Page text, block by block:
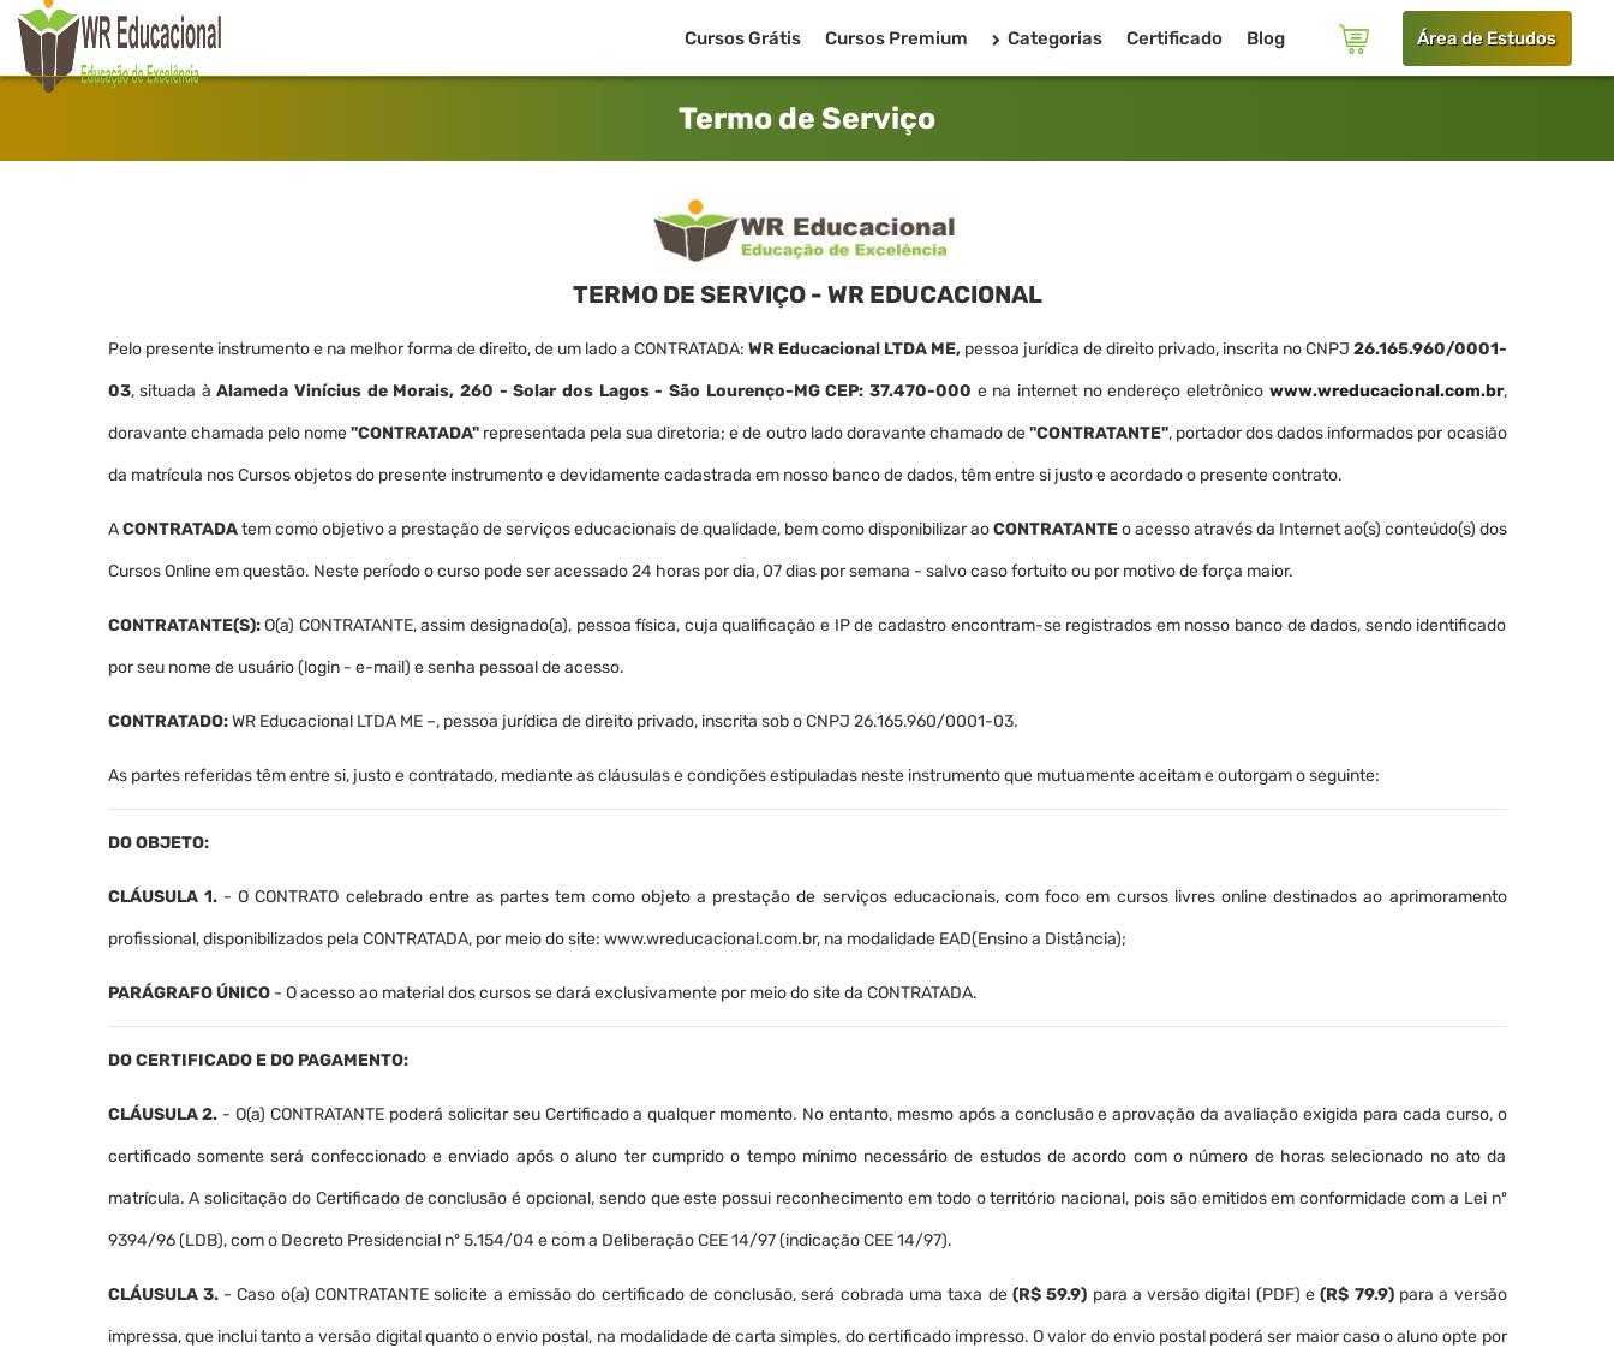
Cursos Grátis Cursos Premium Categorias Certificado Blog Área de Estudos
Termo de Serviço
TERMO DE SERVIÇO - WR EDUCACIONAL
Pelo presente instrumento e na melhor forma de direito, de um lado a CONTRATADA: WR Educacional LTDA ME,pessoa jurídica de direito privado, inscrita no CNPJ 26.165.960/0001-
03, situada àAlameda Vinícius de Morais, 260 - Solar dos Lagos - São Lourenço-MG CEP: 37.470-000 e na internet no endereço eletrônico www.wreducacional.com.br,
doravante chamada pelo nome"CONTRATADA"representada pela sua diretoria; e de outro lado doravante chamado de"CONTRATANTE", portador dos dados informados por ocasião
da matrícula nos Cursos objetos do presente instrumento e devidamente cadastrada em nosso banco de dados, têm entre si justo e acordado o presente contrato.
ACONTRATADAtem como objetivo a prestação de serviços educacionais de qualidade, bem como disponibilizar aoCONTRATANTEo acesso através da Internet ao(s) conteúdo(s) dos
Cursos Online em questão. Neste período o curso pode ser acessado 24 horas por dia, 07 dias por semana - salvo caso fortuito ou por motivo de força maior.
CONTRATANTE(S):O(a) CONTRATANTE, assim designado(a), pessoa física, cuja qualificação e IP de cadastro encontram-se registrados em nosso banco de dados, sendo identificado
por seu nome de usuário (login - e-mail) e senha pessoal de acesso.
CONTRATADO:WR Educacional LTDA ME –, pessoa jurídica de direito privado, inscrita sob o CNPJ 26.165.960/0001-03.
As partes referidas têm entre si, justo e contratado, mediante as cláusulas e condições estipuladas neste instrumento que mutuamente aceitam e outorgam o seguinte:
DO OBJETO:
CLÁUSULA 1.- O CONTRATO celebrado entre as partes tem como objeto a prestação de serviços educacionais, com foco em cursos livres online destinados ao aprimoramento
profissional, disponibilizados pela CONTRATADA, por meio do site: www.wreducacional.com.br, na modalidade EAD(Ensino a Distância);
PARÁGRAFO ÚNICO- O acesso ao material dos cursos se dará exclusivamente por meio do site da CONTRATADA.
DO CERTIFICADO E DO PAGAMENTO:
CLÁUSULA 2. - O(a) CONTRATANTE poderá solicitar seu Certificado a qualquer momento. No entanto, mesmo após a conclusão e aprovação da avaliação exigida para cada curso, o
certificado somente será confeccionado e enviado após o aluno ter cumprido o tempo mínimo necessário de estudos de acordo com o número de horas selecionado no ato da
matrícula. A solicitação do Certificado de conclusão é opcional, sendo que este possui reconhecimento em todo o território nacional, pois são emitidos em conformidade com a Lei nº
9394/96 (LDB), com o Decreto Presidencial nº 5.154/04 e com a Deliberação CEE 14/97 (indicação CEE 14/97).
CLÁUSULA 3.- Caso o(a) CONTRATANTE solicite a emissão do certificado de conclusão, será cobrada uma taxa de (R$ 59.9) para a versão digital (PDF) e(R$ 79.9)para a versão
impressa, que inclui tanto a versão digital quanto o envio postal, na modalidade de carta simples, do certificado impresso. O valor do envio postal poderá ser maior caso o aluno opte por